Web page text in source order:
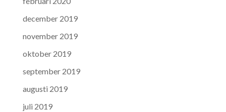
december 2019
november 2019
oktober 2019
september 2019
augusti 2019
juli 2019